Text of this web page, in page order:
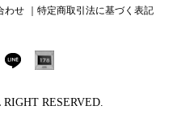
わせ 特定商取引法に基づく表記
RIGHT RESERVED.